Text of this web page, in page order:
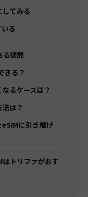
てみる
る
る疑問
きる？
るケースは？
は？
に引き継げ
トリファがおす